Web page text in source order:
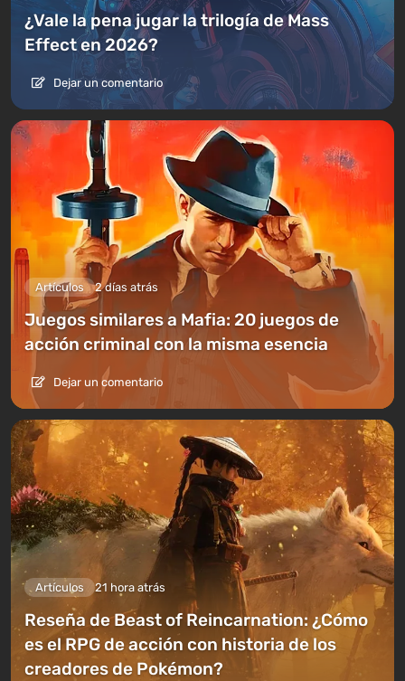
¿Vale la pena jugar la trilogía de Mass
Effect en 2026?
Dejar un comentario
Artículos 2 días atrás
Juegos similares a Mafia: 20 juegos de
acción criminal con la misma esencia
Dejar un comentario
Artículos 21 hora atrás
Reseña de Beast of Reincarnation: ¿Cómo
es el RPG de acción con historia de los
creadores de Pokémon?